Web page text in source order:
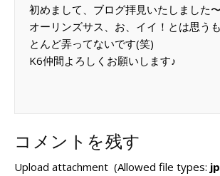
初めまして、ブログ拝見いたしました〜
オーリンズサス、お、イイ！とは思う
とんど弄ってないです(笑)
K6仲間よろしくお願いします♪
コメントを残す
Upload attachment (Allowed file types: